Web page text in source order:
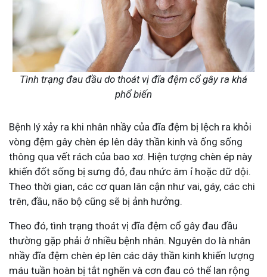
Tình trạng đau đầu do thoát vị đĩa đệm cổ gây ra khá
phổ biến
Bệnh lý xảy ra khi nhân nhầy của đĩa đệm bị lệch ra khỏi
vòng đệm gây chèn ép lên dây thần kinh và ống sống
thông qua vết rách của bao xơ. Hiện tượng chèn ép này
khiến đốt sống bị sưng đỏ, đau nhức âm ỉ hoặc dữ dội.
Theo thời gian, các cơ quan lân cận như vai, gáy, các chi
trên, đầu, não bộ cũng sẽ bị ảnh hưởng.
Theo đó, tình trạng thoát vị đĩa đệm cổ gây đau đầu
thường gặp phải ở nhiều bệnh nhân. Nguyên do là nhân
nhầy đĩa đệm chèn ép lên các dây thần kinh khiến lượng
máu tuần hoàn bị tắt nghẽn và cơn đau có thể lan rộng